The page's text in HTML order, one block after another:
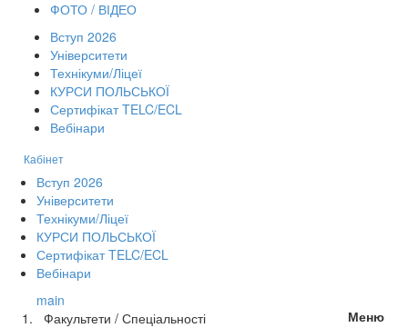
ФОТО / ВІДЕО
Вступ 2026
Університети
Технікуми/Ліцеї
КУРСИ ПОЛЬСЬКОЇ
Сертифікат TELC/ECL
Вебінари
Кабінет
Вступ 2026
Університети
Технікуми/Ліцеї
КУРСИ ПОЛЬСЬКОЇ
Сертифікат TELC/ECL
Вебінари
Меню
main
Факультети / Спеціальності